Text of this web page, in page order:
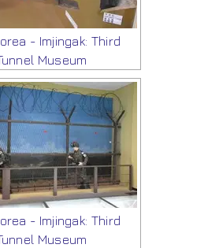
- Imjingak: Third
Museum
- Imjingak: Third
Museum